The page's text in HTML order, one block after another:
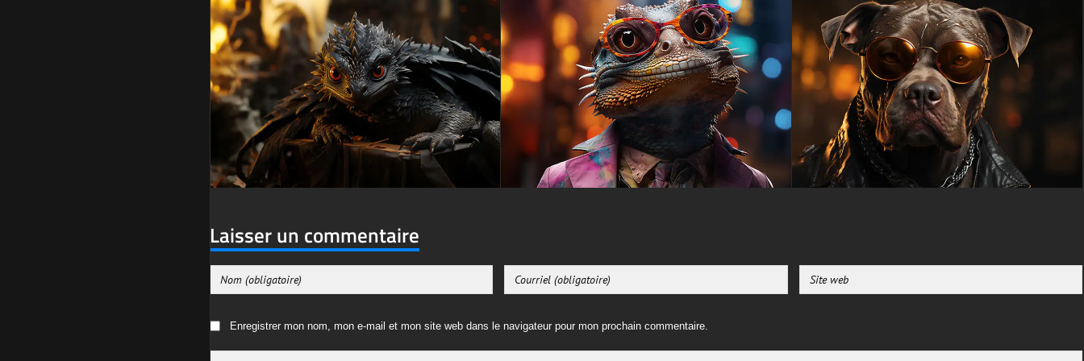
Laisser un commentaire
Enregistrer mon nom, mon e-mail et mon site web dans le navigateur pour mon prochain commentaire.